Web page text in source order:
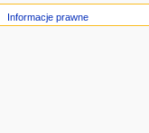
Informacje prawne